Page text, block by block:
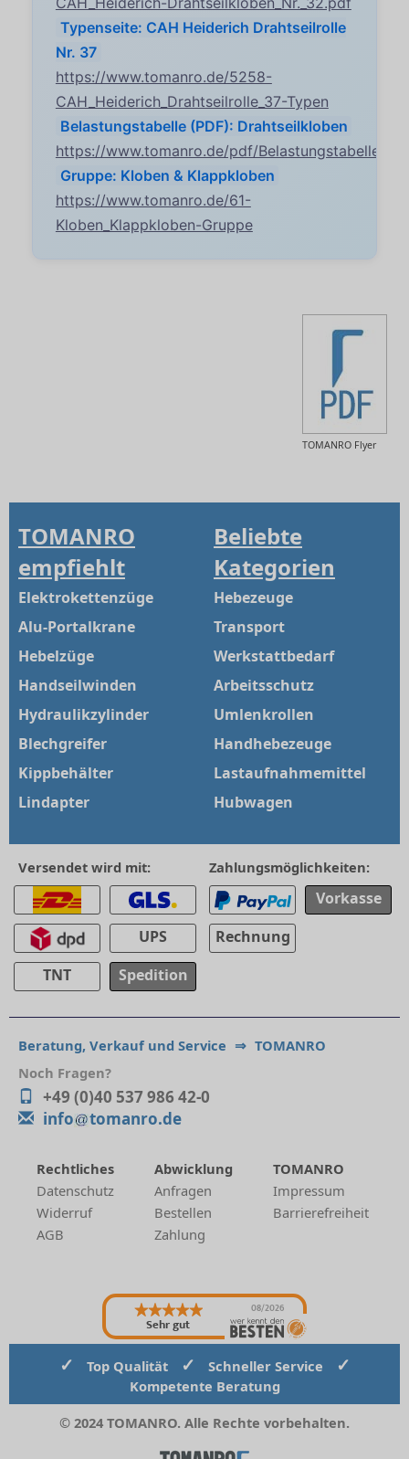
Typenseite: CAH Heiderich Drahtseilrolle
Nr. 37
https://www.tomanro.de/5258-
CAH_Heiderich_Drahtseilrolle_37-Typen
Belastungstabelle (PDF): Drahtseilkloben
https://www.tomanro.de/pdf/
Gruppe: Kloben & Klappkloben
https://www.tomanro.de/61-
Kloben_Klappkloben-Gruppe
TOMANRO Flyer
TOMANRO
empfiehlt
Elektrokettenzüge
Alu-Portalkrane
Hebelzüge
Handseilwinden
Hydraulikzylinder
Blechgreifer
Kippbehälter
Lindapter
Beliebte
Kategorien
Hebezeuge
Transport
Werkstattbedarf
Arbeitsschutz
Umlenkrollen
Handhebezeuge
Lastaufnahmemittel
Hubwagen
Versendet wird mit:
UPS
TNT
Spedition
Zahlungsmöglichkeiten:
Vorkasse
Rechnung
Beratung, Verkauf und Service ⇒ TOMANRO
Noch Fragen?
+49 (0)40 537 986 42-0
info
tomanro.de
Rechtliches
Datenschutz
Widerruf
AGB
Abwicklung
Anfragen
Bestellen
Zahlung
TOMANRO
Impressum
Barrierefreiheit
Sehr gut
08/2026
✓ Top Qualität ✓ Schneller Service ✓
Kompetente Beratung
© 2024 TOMANRO. Alle Rechte vorbehalten.